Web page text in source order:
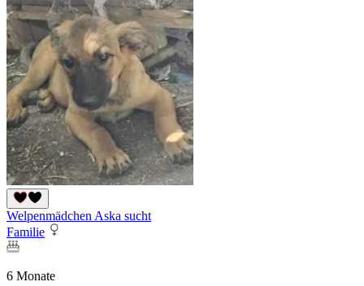
Welpenmädchen Aska sucht
Familie
6 Monate